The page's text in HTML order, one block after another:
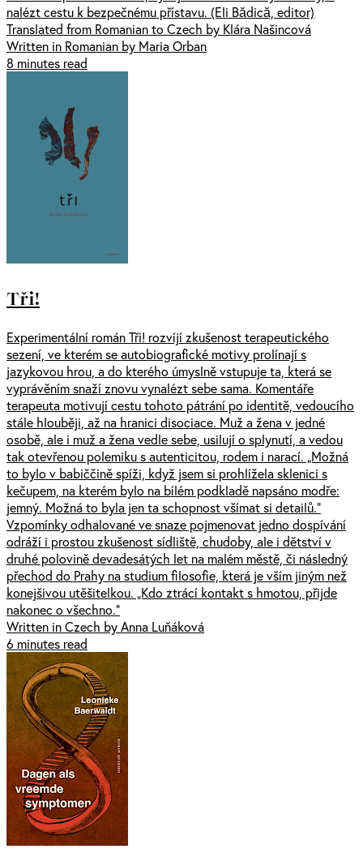
nalézt cestu k bezpečnému přístavu. (Eli Bădică, editor)
Translated from Romanian to Czech by Klára Našincová
Written in Romanian by Maria Orban
8 minutes read
Tři!
Experimentální román Tři! rozvíjí zkušenost terapeutického
sezení, ve kterém se autobiografické motivy prolínají s
jazykovou hrou, a do kterého úmyslně vstupuje ta, která se
vyprávěním snaží znovu vynalézt sebe sama. Komentáře
terapeuta motivují cestu tohoto pátrání po identitě, vedoucího
stále hlouběji, až na hranici disociace. Muž a žena v jedné
osobě, ale i muž a žena vedle sebe, usilují o splynutí, a vedou
tak otevřenou polemiku s autenticitou, rodem i narací. „Možná
to bylo v babiččině spíži, když jsem si prohlížela sklenici s
kečupem, na kterém bylo na bílém podkladě napsáno modře:
jemný. Možná to byla jen ta schopnost všímat si detailů.“
Vzpomínky odhalované ve snaze pojmenovat jedno dospívání
odráží i prostou zkušenost sídliště, chudoby, ale i dětství v
druhé polovině devadesátých let na malém městě, či následný
přechod do Prahy na studium filosofie, která je vším jiným než
konejšivou utěšitelkou. „Kdo ztrácí kontakt s hmotou, přijde
nakonec o všechno.“
Written in Czech by Anna Luňáková
6 minutes read